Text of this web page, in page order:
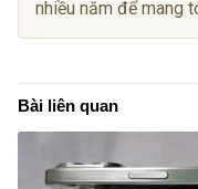
nhiều năm để mang
Bài liên quan